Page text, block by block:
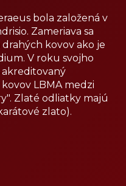
bola založená v
Zameriava sa
kovov ako je
V roku svojho
akreditovaný
LBMA medzi
Zlaté odliatky majú
zlato).